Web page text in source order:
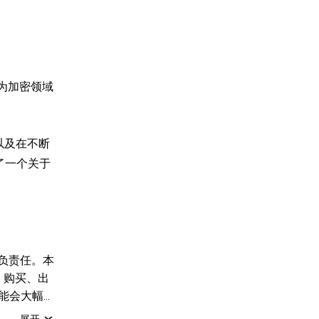
加密领域
及在不断
一个关于
责任。本
买、出
会大幅
请咨询您